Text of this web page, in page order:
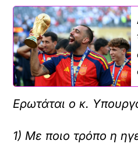
Ερωτάται ο κ.
1) Με ποιο τρόπο η